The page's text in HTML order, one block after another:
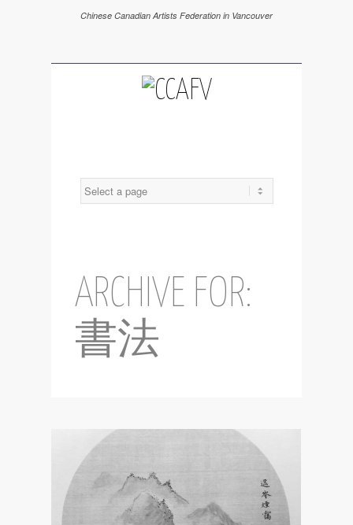
Chinese Canadian Artists Federation in Vancouver
ARCHIVE FOR:
書法